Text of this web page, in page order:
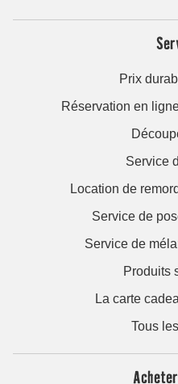
Prix
Réservation en
Service
Location de
Service de
Service de
Produits
La carte
Tous